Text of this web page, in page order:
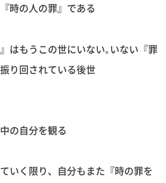
時の人の罪』である
はもうこの世にいない｡いない『罪
り回されている後世
の自分を観る
いく限り、自分もまた『時の罪を